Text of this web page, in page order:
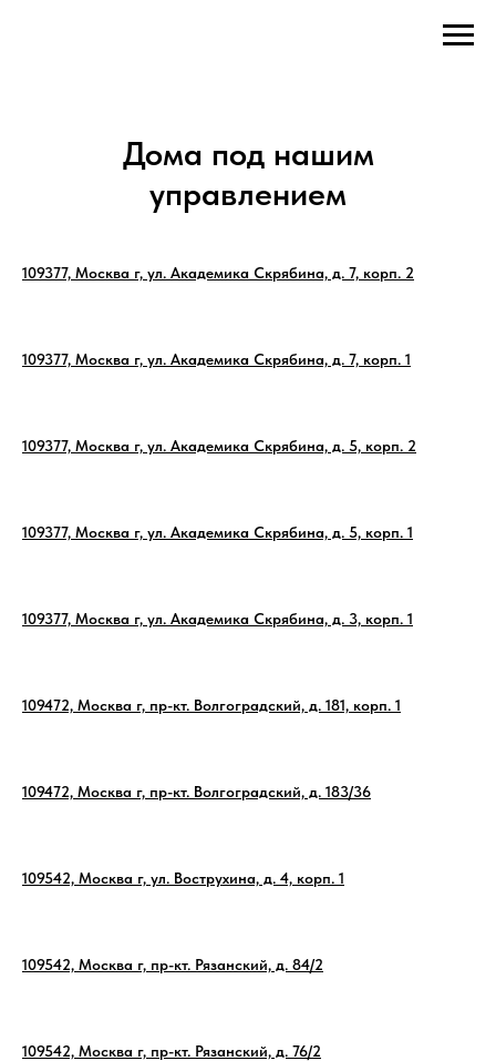
Дома под нашим
управлением
109377, Москва г, ул. Академика Скрябина, д. 7, корп. 2
109377, Москва г, ул. Академика Скрябина, д. 7, корп. 1
109377, Москва г, ул. Академика Скрябина, д. 5, корп. 2
109377, Москва г, ул. Академика Скрябина, д. 5, корп. 1
109377, Москва г, ул. Академика Скрябина, д. 3, корп. 1
109472, Москва г, пр-кт. Волгоградский, д. 181, корп. 1
109472, Москва г, пр-кт. Волгоградский, д. 183/36
109542, Москва г, ул. Вострухина, д. 4, корп. 1
109542, Москва г, пр-кт. Рязанский, д. 84/2
109542, Москва г, пр-кт. Рязанский, д. 76/2